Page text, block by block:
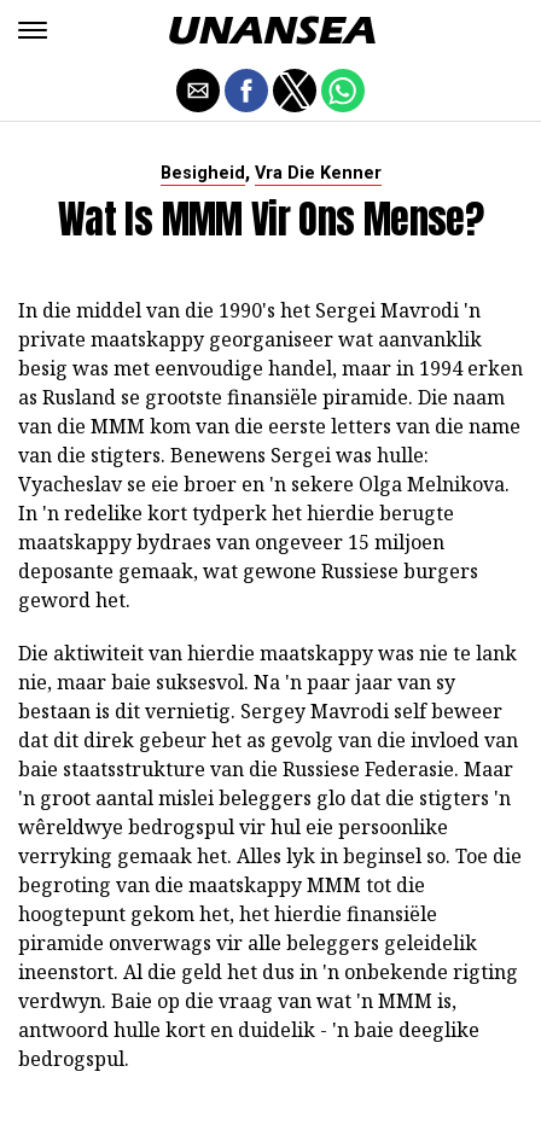
Besigheid, Vra Die Kenner
Wat Is MMM Vir Ons Mense?
In die middel van die 1990's het Sergei Mavrodi 'n
private maatskappy georganiseer wat aanvanklik
besig was met eenvoudige handel, maar in 1994 erken
as Rusland se grootste finansiële piramide. Die naam
van die MMM kom van die eerste letters van die name
van die stigters. Benewens Sergei was hulle:
Vyacheslav se eie broer en 'n sekere Olga Melnikova.
In 'n redelike kort tydperk het hierdie berugte
maatskappy bydraes van ongeveer 15 miljoen
deposante gemaak, wat gewone Russiese burgers
geword het.
Die aktiwiteit van hierdie maatskappy was nie te lank
nie, maar baie suksesvol. Na 'n paar jaar van sy
bestaan is dit vernietig. Sergey Mavrodi self beweer
dat dit direk gebeur het as gevolg van die invloed van
baie staatsstrukture van die Russiese Federasie. Maar
'n groot aantal mislei beleggers glo dat die stigters 'n
wêreldwye bedrogspul vir hul eie persoonlike
verryking gemaak het. Alles lyk in beginsel so. Toe die
begroting van die maatskappy MMM tot die
hoogtepunt gekom het, het hierdie finansiële
piramide onverwags vir alle beleggers geleidelik
ineenstort. Al die geld het dus in 'n onbekende rigting
verdwyn. Baie op die vraag van wat 'n MMM is,
antwoord hulle kort en duidelik - 'n baie deeglike
bedrogspul.